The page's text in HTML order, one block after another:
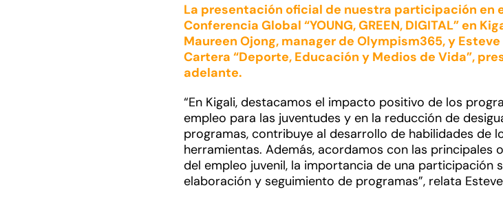
La presentación oficial de nuestra participación en
Conferencia Global “YOUNG, GREEN, DIGITAL” en
Maureen Ojong, manager de Olympism365, y
Cartera “Deporte, Educación y Medios de Vida”,
adelante.
“En Kigali, destacamos el impacto positivo de los
empleo para las juventudes y en la reducción de
programas, contribuye al desarrollo de habilidades de
herramientas. Además, acordamos con las principales
del empleo juvenil, la importancia de una participación
elaboración y seguimiento de programas”, relata